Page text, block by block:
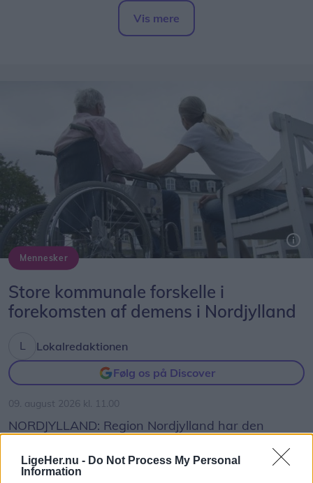
LigeHer.nu - Do Not Process My Personal
Information
- Det er et rigtigt stort problem, hvor der i år har
været et par større uheld med kunder, der er
en række små dagligdagsepisoder, hvor ældre
snubler og får hudafskrabninger. Simpelthen fordi
de bliver overrasket af en løs flise, en skarp kant
eller en niveauforskel. Det er på ingen måde
optimalt, lyder det fra Peter Møller.
- Problemet har stået på i flere år, hvor vi har haft
en løbende dialog med Park & Vej hos
Vis mere
Mennesker
Store kommunale forskelle i
forekomsten af demens i Nordjylland
Lokalredaktionen
Følg os på Discover
09. august 2026 kl. 11.00
NORDJYLLAND: Region Nordjylland har den
borgere i Danmark. Inden for regionen er der dog